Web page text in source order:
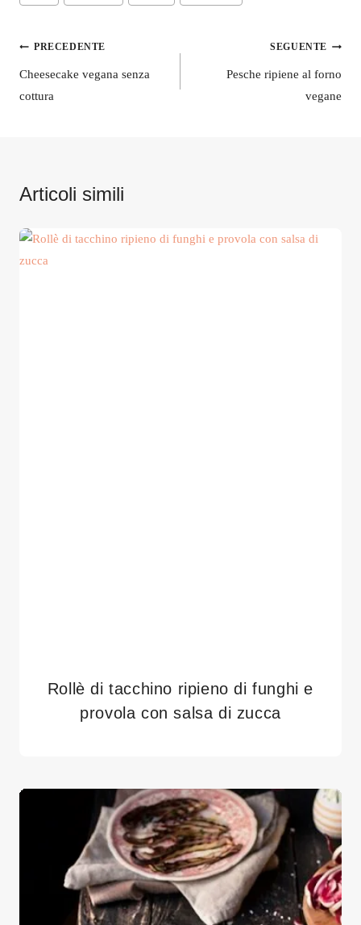
articolo:
Navigazione
articoli
PRECEDENTE
Cheesecake vegana senza
cottura
SEGUENTE
Pesche ripiene al forno
vegane
Articoli simili
Rollè di tacchino ripieno di funghi e
provola con salsa di zucca